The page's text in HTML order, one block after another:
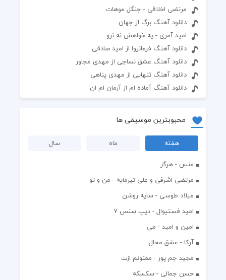
مرتضی اخلاقی - جنگل موهات
دانلود آهنگ برگ از جهان
امید آمری - یه خواهش نه نرو
دانلود آهنگ فرمانروا از امید صادقی
دانلود آهنگ عشق نساجی از مهدی مجاور
دانلود آهنگ تنهایی از مهدی پناهی
دانلود آهنگ آماده ام از آرمان ام ان
محبوبترین موسیقی ها
هفته ماه
سال
منس - هرگز
مرتضی اشرفی و علی تیرمایه - من و تو
میلاد طوسی - سایه روشن
اميد فستيوال - ديپ سنس ۷
امین و امید - می
آرکا - عشق محال
مجید جم پور - ممنونم ازت
حسن جمالی - سکسکه